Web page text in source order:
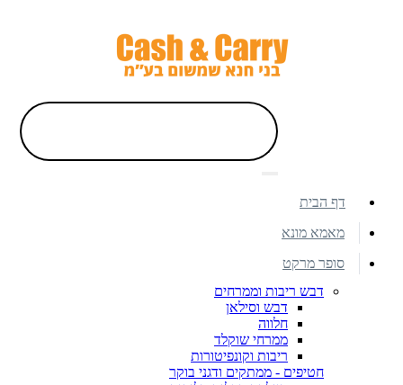
דף הבית
מאמא מונא
סופר מרקט
דבש ריבות וממרחים
דבש וסילאן
חלווה
ממרחי שוקלד
ריבות וקונפיטורות
חטיפים - ממתקים ודגני בוקר